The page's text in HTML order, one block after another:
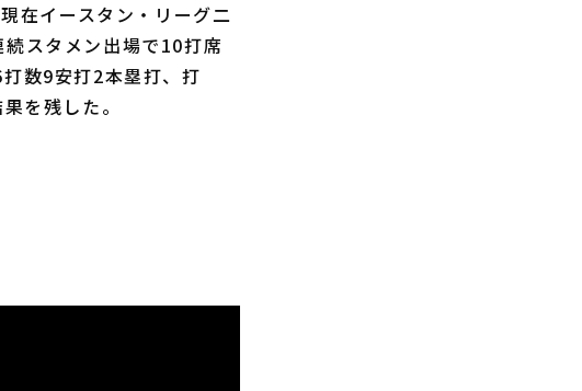
在イースタン・リーグ二
スタメン出場で10打席
数9安打2本塁打、打
を残した。